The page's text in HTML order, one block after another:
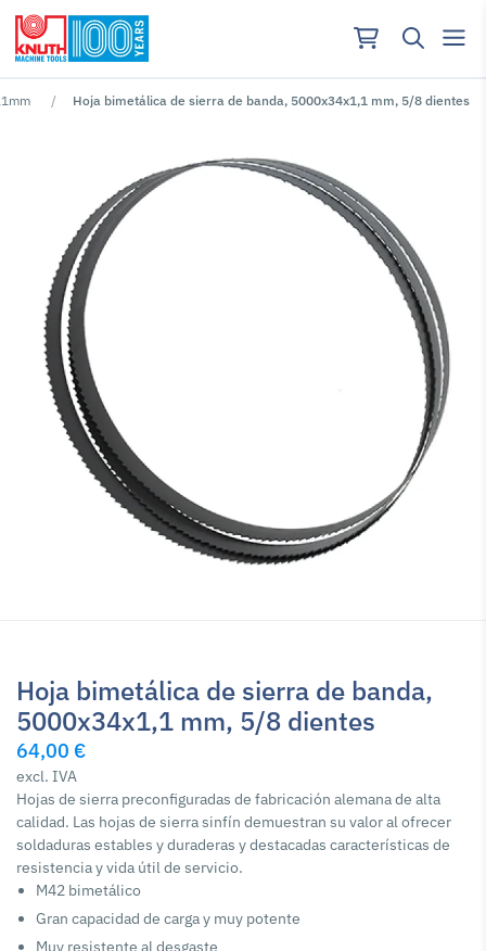
No se han encontrado resultados para ""
Hoja bimetálica de sierra de banda, 5000x34x1,1 mm, 5/8 dientes
Hoja bimetálica de sierra de banda,
5000x34x1,1 mm, 5/8 dientes
64,00 €
excl. IVA
Hojas de sierra preconfiguradas de fabricación alemana de alta
calidad. Las hojas de sierra sinfín demuestran su valor al ofrecer
soldaduras estables y duraderas y destacadas características de
resistencia y vida útil de servicio.
M42 bimetálico
Gran capacidad de carga y muy potente
Muy resistente al desgaste